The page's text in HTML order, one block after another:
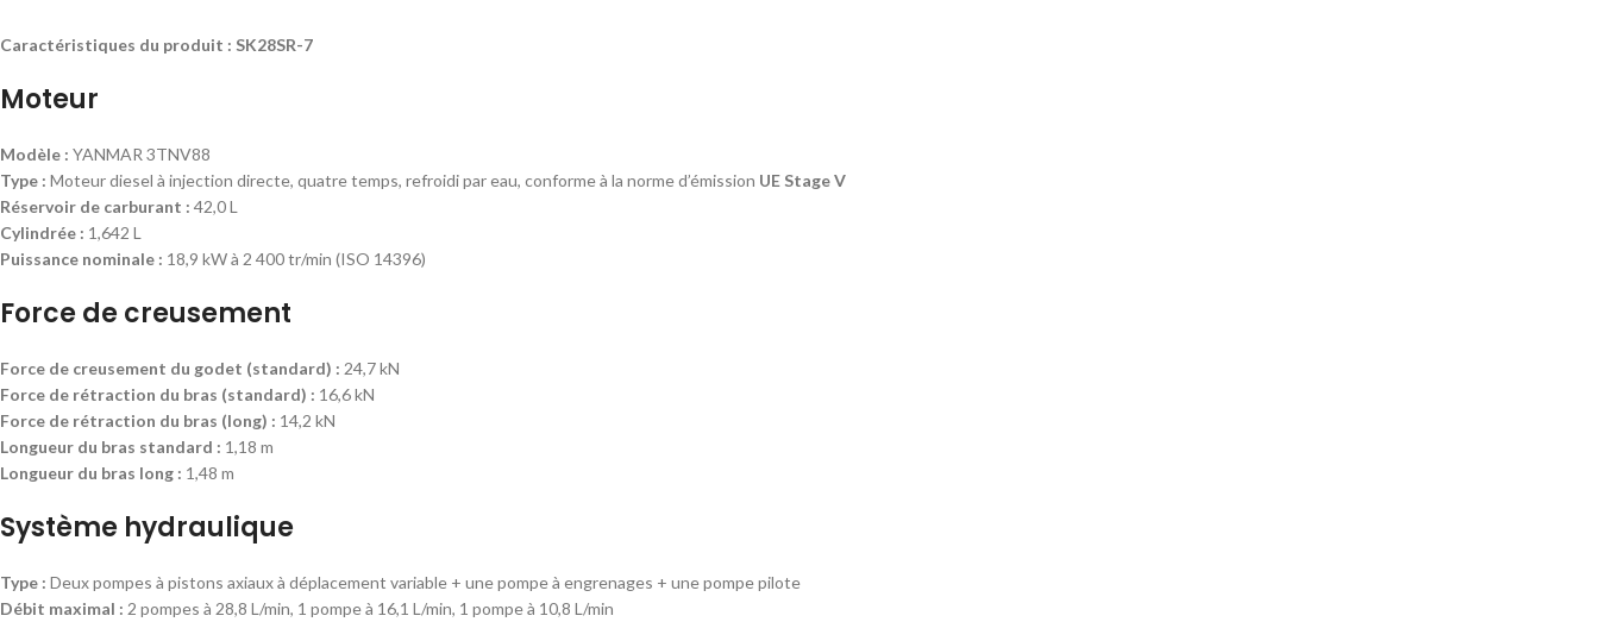
Caractéristiques du produit : SK28SR-7
Moteur
Modèle : YANMAR 3TNV88
Type : Moteur diesel à injection directe, quatre temps, refroidi par eau, conforme à la norme d’émission UE Stage V
Réservoir de carburant : 42,0 L
Cylindrée : 1,642 L
Puissance nominale : 18,9 kW à 2 400 tr/min (ISO 14396)
Force de creusement
Force de creusement du godet (standard) : 24,7 kN
Force de rétraction du bras (standard) : 16,6 kN
Force de rétraction du bras (long) : 14,2 kN
Longueur du bras standard : 1,18 m
Longueur du bras long : 1,48 m
Système hydraulique
Type : Deux pompes à pistons axiaux à déplacement variable + une pompe à engrenages + une pompe pilote
Débit maximal : 2 pompes à 28,8 L/min, 1 pompe à 16,1 L/min, 1 pompe à 10,8 L/min